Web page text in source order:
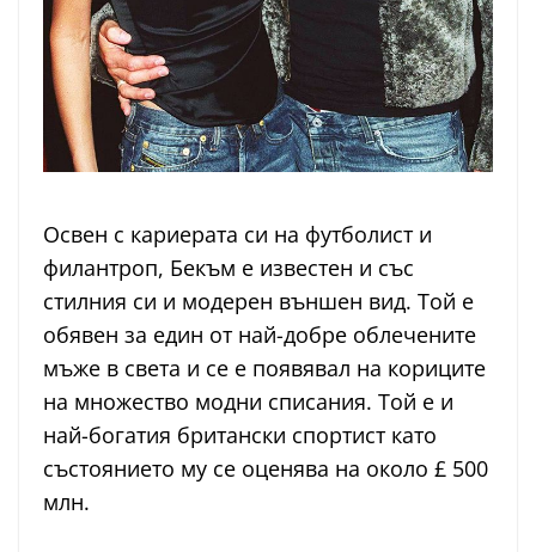
Освен с кариерата си на футболист и
филантроп, Бекъм е известен и със
стилния си и модерен външен вид. Той е
обявен за един от най-добре облечените
мъже в света и се е появявал на кориците
на множество модни списания. Той е и
най-богатия британски спортист като
състоянието му се оценява на около £ 500
млн.